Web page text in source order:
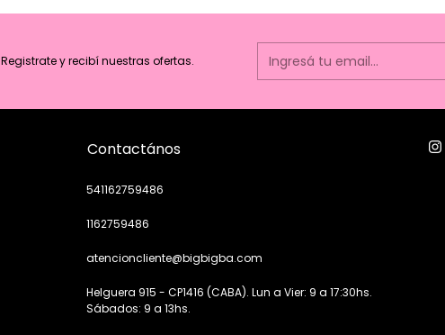
Registrate y recibí nuestras ofertas.
Contactános
541162759486
1162759486
atencioncliente@bigbigba.com
Helguera 915 - CP1416 (CABA). Lun a Vier: 9 a 17:30hs.
Sábados: 9 a 13hs.